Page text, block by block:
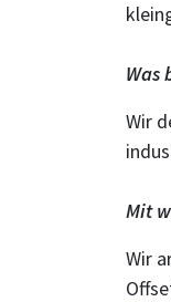
Was
Wir
Mit
Wir